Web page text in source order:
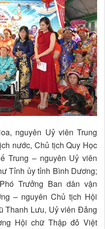
nguyên Uỷ viên Trung
nước, Chủ tịch Quy Học
Trung – nguyên Uỷ viên
Tỉnh ủy tỉnh Bình Dương;
Trưởng Ban dân vận
– nguyên Chủ tịch Hội
Thanh Lưu, Uỷ viên Đảng
Hội chữ Thập đỏ Việt